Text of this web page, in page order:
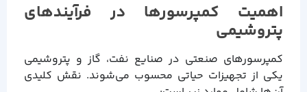
اهمیت کمپرسورها در فرآیندهای
پتروشیمی
کمپرسورهای صنعتی در صنایع نفت، گاز و پتروشیمی
یکی از تجهیزات حیاتی محسوب می‌شوند. نقش کلیدی